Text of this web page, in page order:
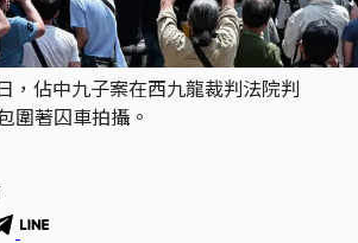
，佔中九子案在西九龍裁判法院判
圍著囚車拍攝。